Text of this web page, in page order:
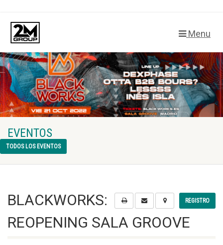
Menu
EVENTOS
TODOS LOS EVENTOS
REGISTRO
BLACKWORKS:
REOPENING SALA GROOVE